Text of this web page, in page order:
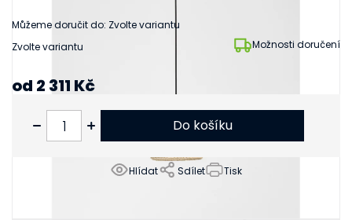
Zvolte variantu Možnosti doručení
Můžeme doručit do: Zvolte variantu
Tisk
Hlídat Sdílet
od 2 311 Kč
Do košíku